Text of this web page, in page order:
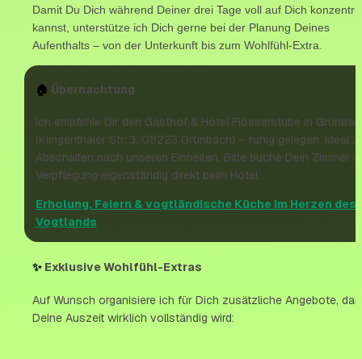
Damit Du Dich während Deiner drei Tage voll auf Dich
kannst, unterstütze ich Dich gerne bei der Planung Deines
Aufenthalts – von der Unterkunft bis zum Wohlfühl-Extra.
🏠 Übernachtung
Ich empfehle Dir den Gasthof & Hotel Flösserstube in
(Klingenthaler Str. 3, 08223 Grünbach) – ruhig gelegen, ideal
Abschalten nach unseren Einheiten. Bitte buche Dein Zimmer
Verpflegung eigenständig direkt beim Hotel.
Erholung, Feiern & vogtländische Küche im Herzen des
Vogtlands
✨ Exklusive Wohlfühl-Extras
Auf Wunsch organisiere ich für Dich zusätzliche Angebote,
Deine Auszeit wirklich vollständig wird: